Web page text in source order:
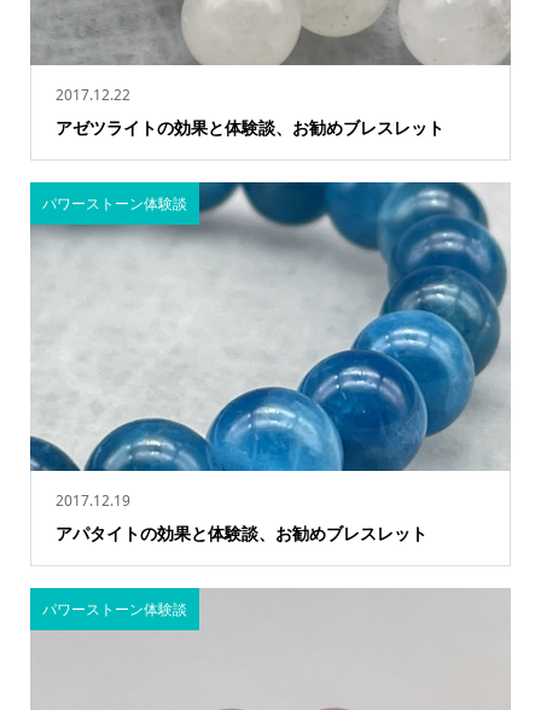
2017.12.22
アゼツライトの効果と体験談、お勧めブレスレット
2017.12.19
アパタイトの効果と体験談、お勧めブレスレット
パワーストーン体験談
パワーストーン体験談